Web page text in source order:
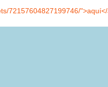
72157604827199746/